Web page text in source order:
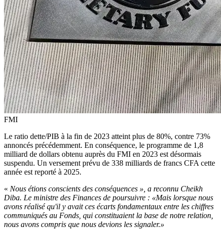
FMI
Le ratio dette/PIB à la fin de 2023 atteint plus de 80%, contre 73%
annoncés précédemment. En conséquence, le programme de 1,8
milliard de dollars obtenu auprès du FMI en 2023 est désormais
suspendu. Un versement prévu de 338 milliards de francs CFA cette
année est reporté à 2025.
« Nous étions conscients des conséquences », a reconnu Cheikh
Diba. Le ministre des Finances de poursuivre : «Mais lorsque nous
avons réalisé qu'il y avait ces écarts fondamentaux entre les chiffres
communiqués au Fonds, qui constituaient la base de notre relation,
nous avons compris que nous devions les signaler.»